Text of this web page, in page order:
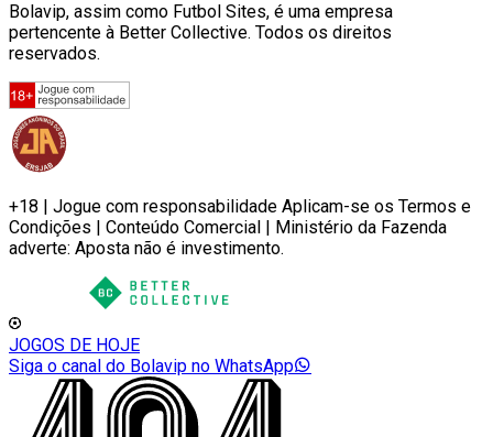
Bolavip, assim como Futbol Sites, é uma empresa
pertencente à Better Collective. Todos os direitos
reservados.
+18 | Jogue com responsabilidade Aplicam-se os Termos e
Condições | Conteúdo Comercial | Ministério da Fazenda
adverte: Aposta não é investimento.
JOGOS DE HOJE
Siga o canal do Bolavip no WhatsApp